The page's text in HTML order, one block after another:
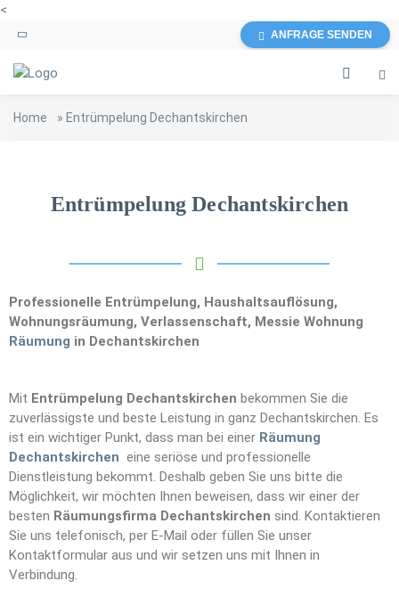
<
ANFRAGE SENDEN
Home » Entrümpelung Dechantskirchen
Entrümpelung Dechantskirchen
Professionelle Entrümpelung, Haushaltsauflösung,
Wohnungsräumung, Verlassenschaft, Messie Wohnung
Räumung in Dechantskirchen
Mit Entrümpelung Dechantskirchen bekommen Sie die
zuverlässigste und beste Leistung in ganz Dechantskirchen. Es
ist ein wichtiger Punkt, dass man bei einer Räumung
Dechantskirchen eine seriöse und professionelle
Dienstleistung bekommt. Deshalb geben Sie uns bitte die
Möglichkeit, wir möchten Ihnen beweisen, dass wir einer der
besten Räumungsfirma Dechantskirchen sind. Kontaktieren
Sie uns telefonisch, per E-Mail oder füllen Sie unser
Kontaktformular aus und wir setzen uns mit Ihnen in
Verbindung.